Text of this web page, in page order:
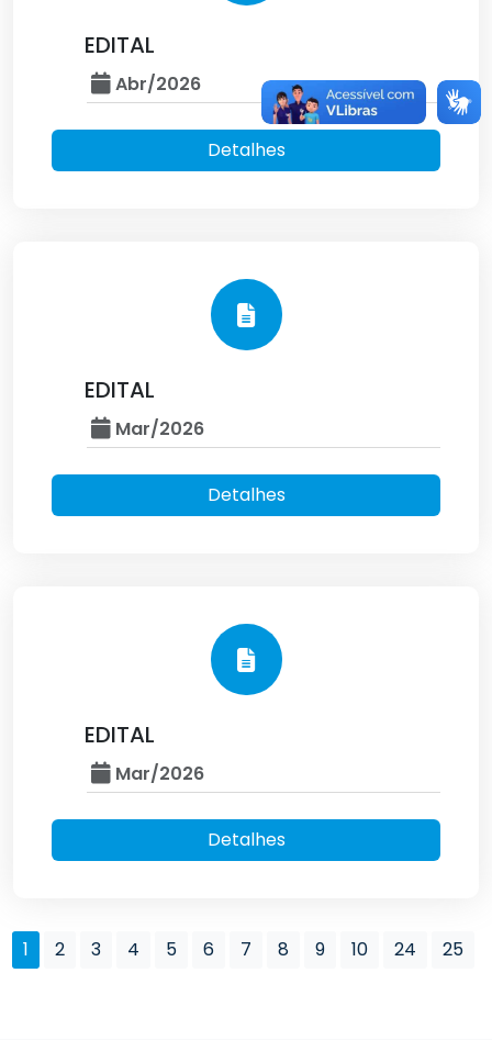
EDITAL
Abr/2026
Detalhes
EDITAL
Mar/2026
Detalhes
EDITAL
Mar/2026
Detalhes
1 2 3 4 5 6 7 8 9 10 24 25